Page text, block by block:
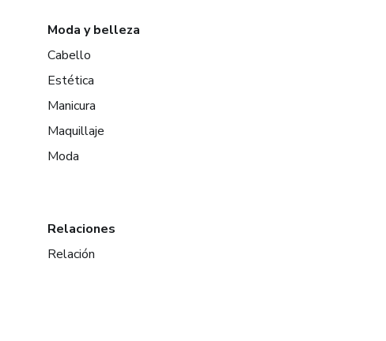
Moda y belleza
Cabello
Estética
Manicura
Maquillaje
Moda
Relaciones
Relación